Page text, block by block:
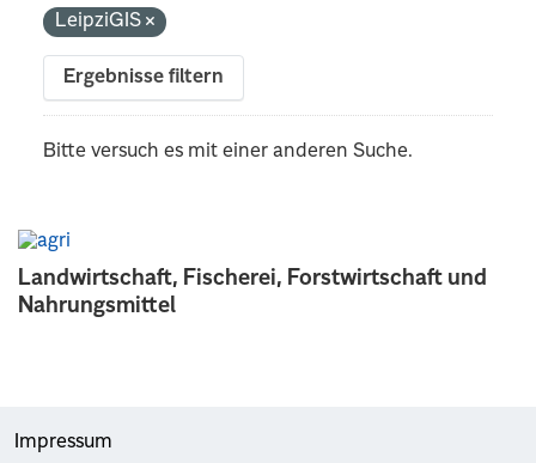
Landwirtschaft, Fischerei, Forstwirtschaft und
Nahrungsmittel
LeipziGIS
Ergebnisse filtern
Bitte versuch es mit einer anderen Suche.
Impressum